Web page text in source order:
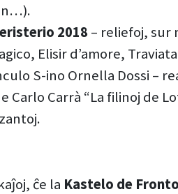
2018 – reliefoj, sur
Elisir d’amore,
S-ino Ornella Dossi –
Carrà “La filinoj de
ĉe la Kastelo de